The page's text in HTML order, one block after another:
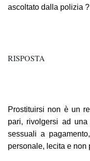
ascoltato dalla polizia
RISPOSTA
Prostituirsi non è un
pari, rivolgersi ad
sessuali a
personale, lecita e